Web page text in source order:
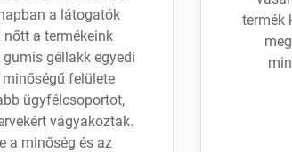
a látogatók
nőtt a termékeink
gumis géllakk egyedi
felülete
ügyfélcsoportot,
vágyakoztak.
a minőség és az
termék